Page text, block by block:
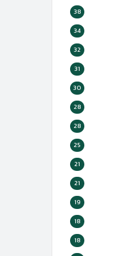
38
34
32
31
30
28
28
25
21
21
19
18
18